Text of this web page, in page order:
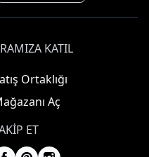
KATIL
Ortaklığı
Aç
ET